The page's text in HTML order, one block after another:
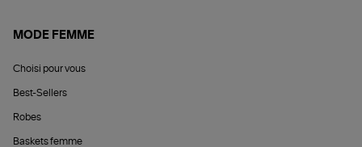
MODE FEMME
Choisi pour vous
Best-Sellers
Robes
Baskets femme